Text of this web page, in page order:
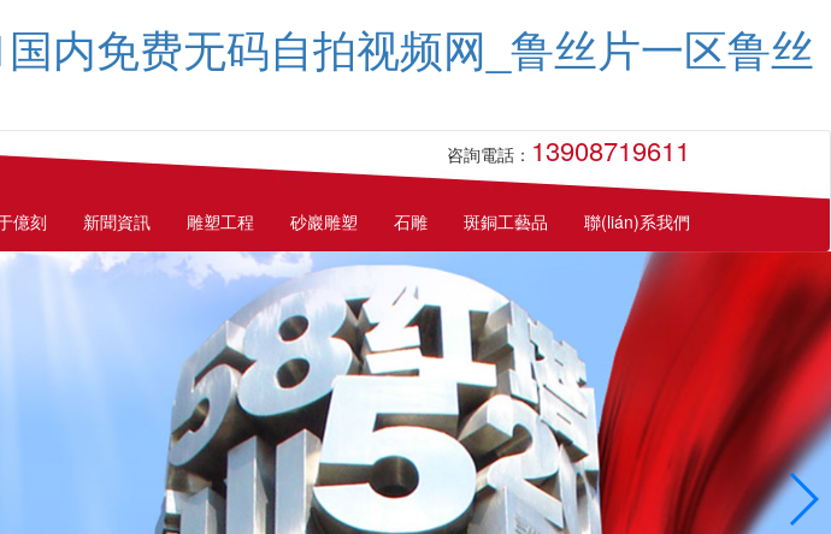
内免费无码自拍视频网_鲁丝片一区鲁丝
咨詢電話： 13908719611
億刻 新聞資訊 雕塑工程 砂巖雕塑 石雕 斑銅工藝品 聯(lián)系我們